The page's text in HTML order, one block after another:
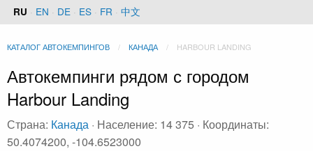
RU · EN · DE · ES · FR · 中文
КАТАЛОГ АВТОКЕМПИНГОВ КАНАДА HARBOUR LANDING
Автокемпинги рядом с городом
Harbour Landing
Страна: Канада · Население: 14 375 · Координаты:
50.4074200, -104.6523000